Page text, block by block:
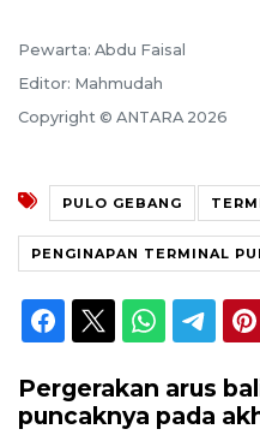
Pewarta: Abdu Faisal
Editor: Mahmudah
Copyright © ANTARA 2026
PULO GEBANG
PENGINAPAN TERMINAL
Pergerakan arus
puncaknya pada